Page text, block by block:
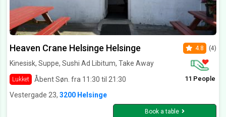
Heaven Crane Helsinge Helsinge
Kinesisk, Suppe, Sushi Ad Libitum, Take Away
Lukket Åbent Søn. fra 11:30 til 21:30
4.8 (4)
11 People
Vestergade 23, 3200 Helsinge
Book a table